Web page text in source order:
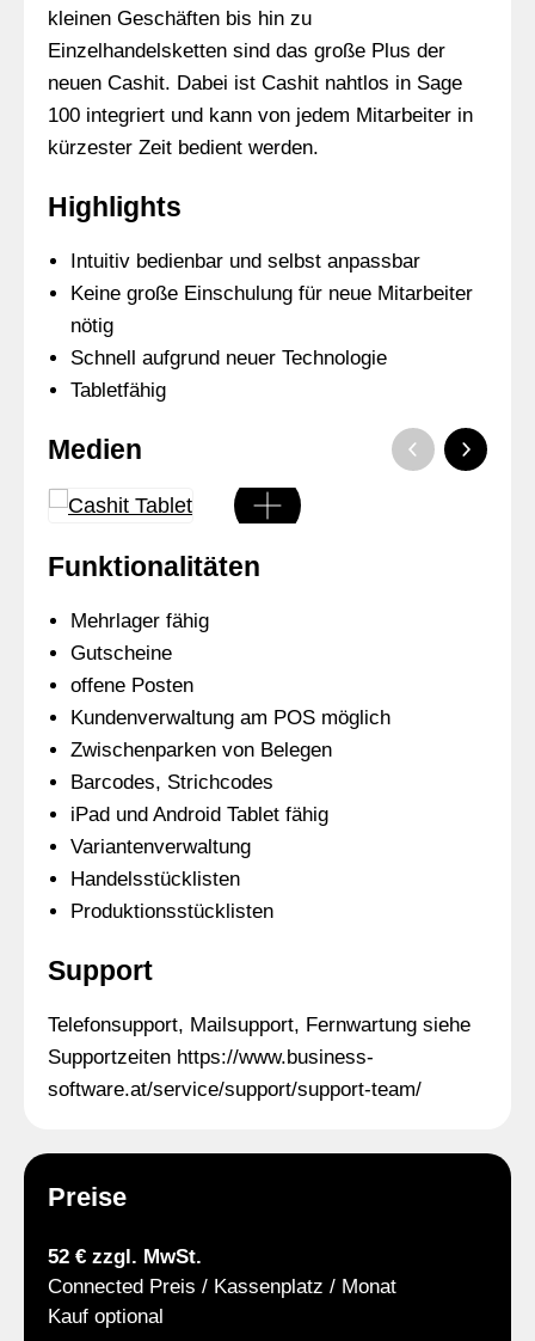
kleinen Geschäften bis hin zu
Einzelhandelsketten sind das große Plus der
neuen Cashit. Dabei ist Cashit nahtlos in Sage
100 integriert und kann von jedem Mitarbeiter in
kürzester Zeit bedient werden.
Highlights
Intuitiv bedienbar und selbst anpassbar
Keine große Einschulung für neue Mitarbeiter
nötig
Schnell aufgrund neuer Technologie
Tabletfähig
Medien
Funktionalitäten
Mehrlager fähig
Gutscheine
offene Posten
Kundenverwaltung am POS möglich
Zwischenparken von Belegen
Barcodes, Strichcodes
iPad und Android Tablet fähig
Variantenverwaltung
Handelsstücklisten
Produktionsstücklisten
Support
Telefonsupport, Mailsupport, Fernwartung siehe
Supportzeiten https://www.business-
software.at/service/support/support-team/
Preise
52 € zzgl. MwSt.
Connected Preis / Kassenplatz / Monat
Kauf optional